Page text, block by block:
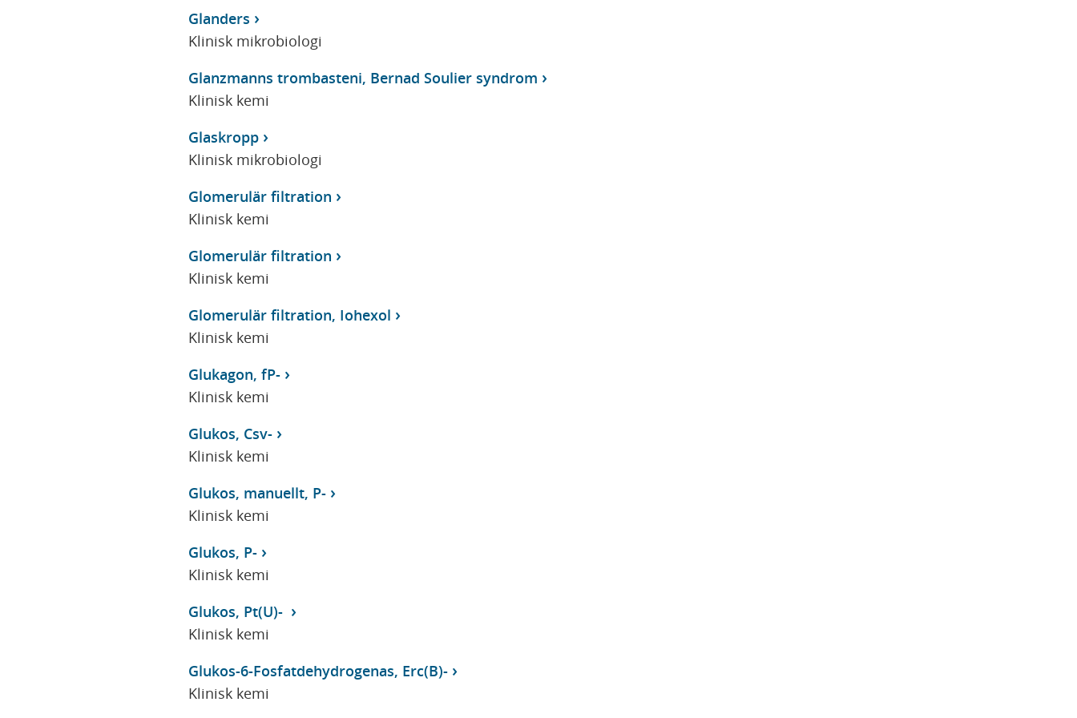
Glanders
Klinisk mikrobiologi
Glanzmanns trombasteni, Bernad Soulier syndrom
Klinisk kemi
Glaskropp
Klinisk mikrobiologi
Glomerulär filtration
Klinisk kemi
Glomerulär filtration
Klinisk kemi
Glomerulär filtration, Iohexol
Klinisk kemi
Glukagon, fP-
Klinisk kemi
Glukos, Csv-
Klinisk kemi
Glukos, manuellt, P-
Klinisk kemi
Glukos, P-
Klinisk kemi
Glukos, Pt(U)-
Klinisk kemi
Glukos-6-Fosfatdehydrogenas, Erc(B)-
Klinisk kemi